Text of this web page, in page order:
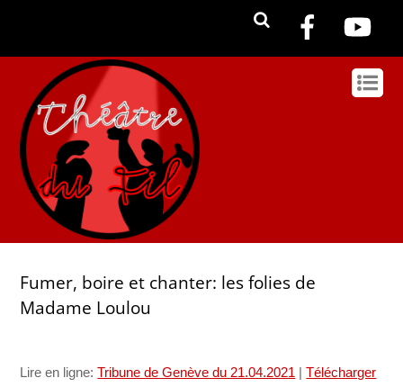
Fumer, boire et chanter: les folies de
Madame Loulou
Lire en ligne:Tribune de Genève du 21.04.2021 |Télécharger